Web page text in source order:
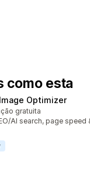
como esta
Optimizer
gratuita
AI search, page speed